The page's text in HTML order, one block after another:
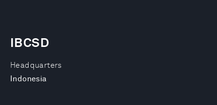
Headquarters
Indonesia
IBCSD